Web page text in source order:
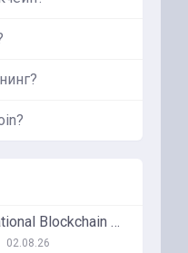
Togliatti International Blockchain Forum
02.08.26